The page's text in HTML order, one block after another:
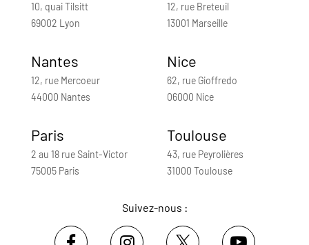
10, quai Tilsitt
69002 Lyon
12, rue Breteuil
13001 Marseille
Nantes
12, rue Mercoeur
44000 Nantes
Nice
62, rue Gioffredo
06000 Nice
Paris
2 au 18 rue Saint-Victor
75005 Paris
Toulouse
43, rue Peyrolières
31000 Toulouse
Suivez-nous :